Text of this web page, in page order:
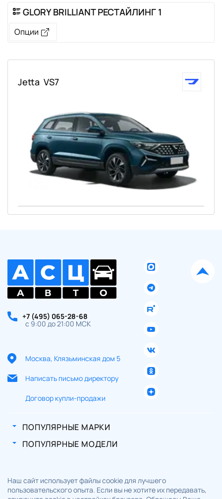
GLORY BRILLIANT РЕСТАЙЛИНГ 1
Опции
Jetta VS7
Ваше имя:
Оставить заявку
Отправляя данную форму Вы даете
персональных данных
+7 (495) 065-28-68
с 9:00 до 21:00 МСК
Москва, Клязьминская дом 5
Написать письмо директору
Договор купли-продажи
ПОПУЛЯРНЫЕ МАРКИ
ПОПУЛЯРНЫЕ МОДЕЛИ
Наш сайт использует файлы cookie для лучшего
пользовательского опыта. Если вы не хотите их передавать,